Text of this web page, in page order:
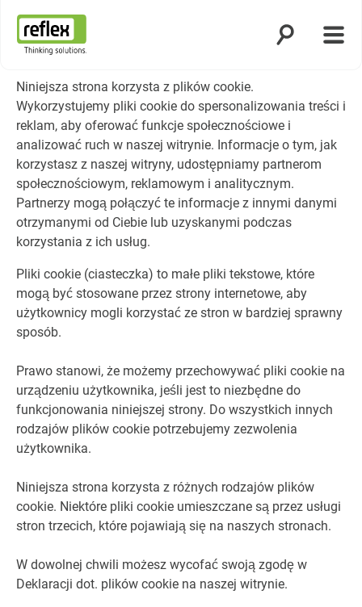
Niniejsza strona korzysta z plików cookie.
Wykorzystujemy pliki cookie do spersonalizowania treści i
reklam, aby oferować funkcje społecznościowe i
analizować ruch w naszej witrynie. Informacje o tym, jak
korzystasz z naszej witryny, udostępniamy partnerom
społecznościowym, reklamowym i analitycznym.
Partnerzy mogą połączyć te informacje z innymi danymi
otrzymanymi od Ciebie lub uzyskanymi podczas
korzystania z ich usług.
Pliki cookie (ciasteczka) to małe pliki tekstowe, które
mogą być stosowane przez strony internetowe, aby
użytkownicy mogli korzystać ze stron w bardziej sprawny
sposób.
Prawo stanowi, że możemy przechowywać pliki cookie na
urządzeniu użytkownika, jeśli jest to niezbędne do
funkcjonowania niniejszej strony. Do wszystkich innych
rodzajów plików cookie potrzebujemy zezwolenia
użytkownika.
Niniejsza strona korzysta z różnych rodzajów plików
cookie. Niektóre pliki cookie umieszczane są przez usługi
stron trzecich, które pojawiają się na naszych stronach.
W dowolnej chwili możesz wycofać swoją zgodę w
Deklaracji dot. plików cookie na naszej witrynie.